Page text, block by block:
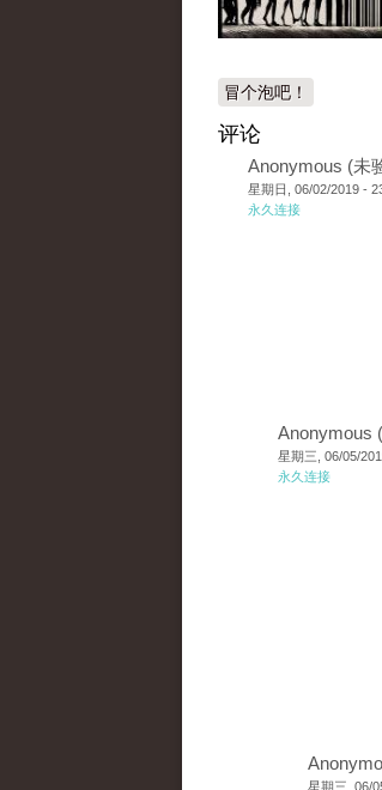
冒个泡吧！
评论
Anonymous (未
星期日, 06/02/2019 -
永久连接
Anonymous
星期三, 06/05/
永久连接
星期三, 06/